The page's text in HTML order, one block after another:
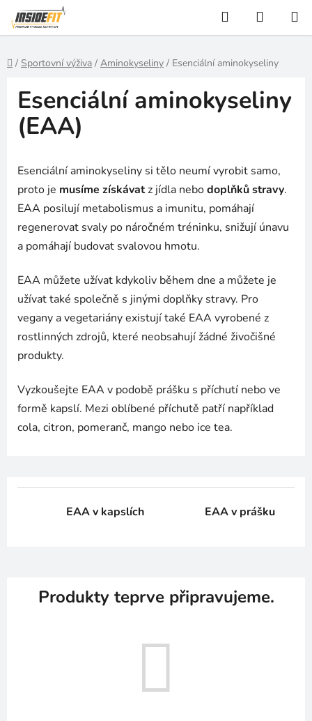
Přejít
na
obsah
Hledat
KOŠÍK
Domů
/ Sportovní výživa / Aminokyseliny / Esenciální aminokyseliny
Esenciální aminokyseliny
(EAA)
Esenciální aminokyseliny si tělo neumí vyrobit samo,
proto je musíme získávatz jídla nebodoplňků stravy.
EAA posilují metabolismus a imunitu, pomáhají
regenerovat svaly po náročném tréninku, snižují únavu
a pomáhají budovat svalovou hmotu.
EAA můžete užívat kdykoliv během dne a můžete je
užívat také společně s jinými doplňky stravy. Pro
vegany a vegetariány existují také EAA vyrobené z
rostlinných zdrojů, které neobsahují žádné živočišné
produkty.
Vyzkoušejte EAA v podobě prášku s příchutí nebo ve
formě kapslí. Mezi oblíbené příchutě patří například
cola, citron, pomeranč, mango nebo ice tea.
EAA v kapslích EAA v prášku
Produkty teprve připravujeme.